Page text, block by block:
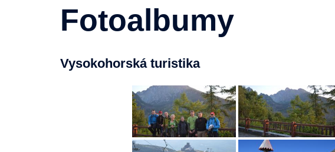
Fotoalbumy
Vysokohorská turistika